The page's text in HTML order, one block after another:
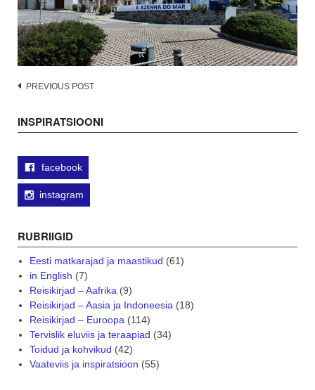
Post
PREVIOUS POST
INSPIRATSIOONI
facebook
instagram
RUBRIIGID
Eesti matkarajad ja maastikud (61)
in English (7)
Reisikirjad – Aafrika (9)
Reisikirjad – Aasia ja Indoneesia (18)
Reisikirjad – Euroopa (114)
Tervislik eluviis ja teraapiad (34)
Toidud ja kohvikud (42)
Vaateviis ja inspiratsioon (55)